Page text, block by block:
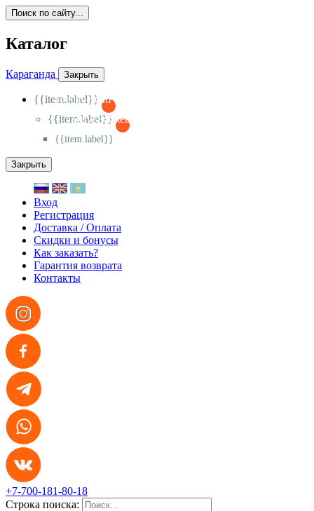
Поиск по сайту...
Каталог
Караганда Закрыть
{{item.label}}
{{activeItem==item.id?'-
{{item.label}}
{{activeSubitem==item.id?'-
{{item.label}}
Закрыть
Вход
Регистрация
Доставка / Оплата
Скидки и бонусы
Как заказать?
Гарантия возврата
Контакты
+7-700-181-80-18
Строка поиска: